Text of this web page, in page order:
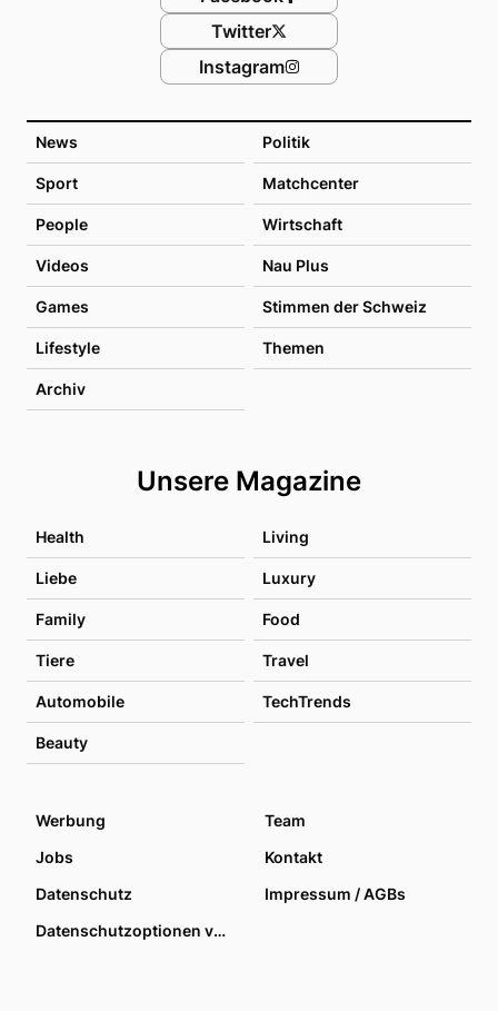
News Politik
Sport Matchcenter
People Wirtschaft
Videos Nau Plus
Games Stimmen der Schweiz
Lifestyle Themen
Archiv
Unsere Magazine
Health Living
Liebe Luxury
Family Food
Tiere Travel
Automobile TechTrends
Beauty
Twitter
Instagram
Werbung
Team
Jobs
Kontakt
Datenschutz
Impressum / AGBs
Datenschutzoptionen verwalten